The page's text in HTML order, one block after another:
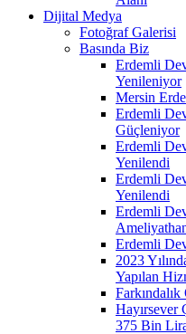
Dijital Medya
Fotoğraf Galerisi
Basında Biz
Erdemli
Yenileniyor
Mersin
Erdemli
Güçleniyor
Erdemli
Yenilendi
Erdemli
Yenilendi
Erdemli
Erdemli
2023
Yapılan
Hayırsever
375 Bin